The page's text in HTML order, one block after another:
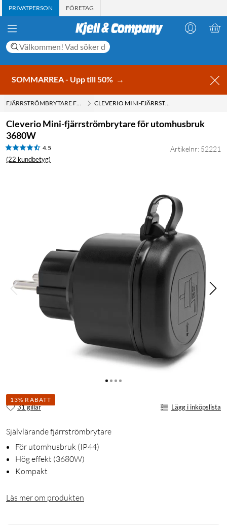
PRIVATPERSON FÖRETAG
SOMMARREA - Upp till 50% →
FJÄRRSTRÖMBRYTARE FÖR UTOMHUSBRUK CLEVERIO MINI-FJÄRRSTRÖMBRYTARE FÖR UTOMHUSBRUK 3680W
Cleverio Mini-fjärrströmbrytare för utomhusbruk
3680W
4.5
(22 kundbetyg)
Artikelnr: 52221
13% RABATT
31 gillar Lägg i inköpslista
Självlärande fjärrströmbrytare
För utomhusbruk (IP44)
Hög effekt (3680W)
Kompakt
Läs mer om produkten